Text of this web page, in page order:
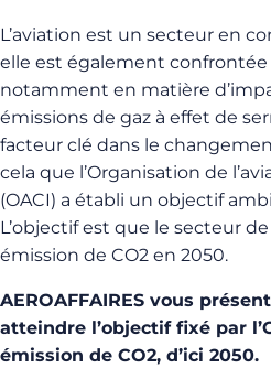
L’aviation est un secteur en
elle est également
notamment en matière
émissions de gaz à effet de
facteur clé dans le
cela que l’Organisation de
(OACI) a établi un objectif
L’objectif est que le secteur
émission de CO2 en 2050.
AEROAFFAIRES vous
atteindre l’objectif fixé par
émission de CO2, d’ici 2050.